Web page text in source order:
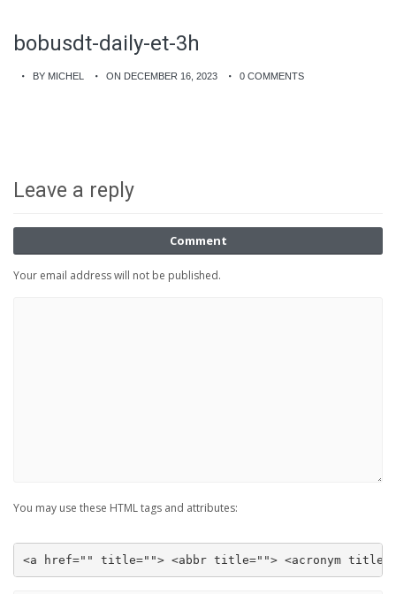
bobusdt-daily-et-3h
BY MICHEL ON DECEMBER 16, 2023 0 COMMENTS
Leave a reply
Comment
Your email address will not be published.
You may use these HTML tags and attributes:
<a href="" title=""> <abbr title=""> <acronym